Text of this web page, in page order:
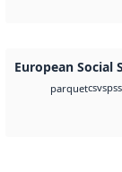
European Social
parquetcsv